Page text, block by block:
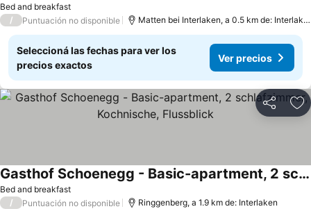
Bed and breakfast
/ Puntuación no disponible Matten bei Interlaken, a 0.5 km de:
Seleccioná las fechas para ver los
precios exactos
Ver precios
Compartir
Bed and breakfast
Gasthof Schoenegg - Basic-apartment, 2 schlafzimmer, Kochnische, Flussblick
Ver precios
/ Puntuación no disponible Ringgenberg, a 1.9 km de: Interlaken